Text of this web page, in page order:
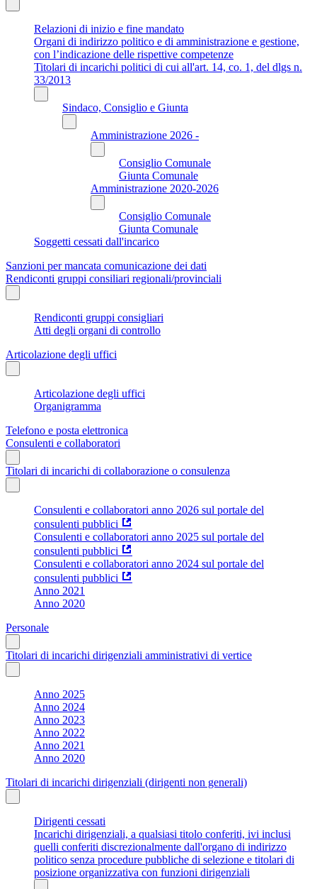
Relazioni di inizio e fine mandato
Organi di indirizzo politico e di amministrazione e gestione,
con l’indicazione delle rispettive competenze
Titolari di incarichi politici di cui all'art. 14, co. 1, del dlgs n.
33/2013
Sindaco, Consiglio e Giunta
Amministrazione 2026 -
Consiglio Comunale
Giunta Comunale
Amministrazione 2020-2026
Consiglio Comunale
Giunta Comunale
Soggetti cessati dall'incarico
Sanzioni per mancata comunicazione dei dati
Rendiconti gruppi consiliari regionali/provinciali
Rendiconti gruppi consigliari
Atti degli organi di controllo
Articolazione degli uffici
Articolazione degli uffici
Organigramma
Telefono e posta elettronica
Consulenti e collaboratori
Titolari di incarichi di collaborazione o consulenza
Consulenti e collaboratori anno 2026 sul portale del
consulenti pubblici
Consulenti e collaboratori anno 2025 sul portale del
consulenti pubblici
Consulenti e collaboratori anno 2024 sul portale del
consulenti pubblici
Anno 2021
Anno 2020
Personale
Titolari di incarichi dirigenziali amministrativi di vertice
Anno 2025
Anno 2024
Anno 2023
Anno 2022
Anno 2021
Anno 2020
Titolari di incarichi dirigenziali (dirigenti non generali)
Dirigenti cessati
Incarichi dirigenziali, a qualsiasi titolo conferiti, ivi inclusi
quelli conferiti discrezionalmente dall'organo di indirizzo
politico senza procedure pubbliche di selezione e titolari di
posizione organizzativa con funzioni dirigenziali